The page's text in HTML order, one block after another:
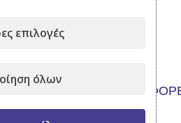
-16%
επιλογές
όλων